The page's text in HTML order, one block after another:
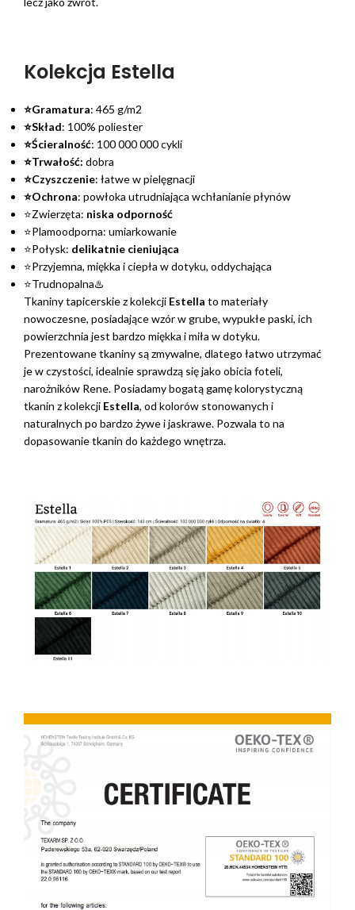
Kolekcja Estella
⭐Gramatura: 465 g/m2
⭐Skład: 100% poliester
⭐Ścieralność: 100 000 000 cykli
⭐Trwałość: dobra
⭐Czyszczenie: łatwe w pielęgnacji
⭐Ochrona: powłoka utrudniająca wchłanianie płynów
⭐Zwierzęta: niska odporność
⭐Plamoodporna: umiarkowanie
⭐Połysk: delikatnie cieniująca
⭐Przyjemna, miękka i ciepła w dotyku, oddychająca
⭐Trudnopalna♨️
Tkaniny tapicerskie z kolekcji Estella to materiały
nowoczesne, posiadające wzór w grube, wypukłe paski, ich
powierzchnia jest bardzo miękka i miła w dotyku.
Prezentowane tkaniny są zmywalne, dlatego łatwo utrzymać
je w czystości, idealnie sprawdzą się jako obicia foteli,
narożników Rene. Posiadamy bogatą gamę kolorystyczną
tkanin z kolekcji Estella, od kolorów stonowanych i
naturalnych po bardzo żywe i jaskrawe. Pozwala to na
dopasowanie tkanin do każdego wnętrza.